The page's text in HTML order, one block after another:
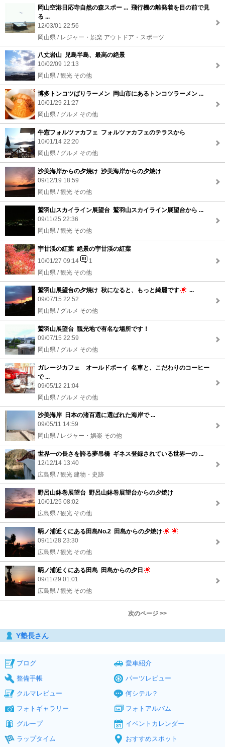
岡山空港日応寺自然の森スポー ... 飛行機の離発着を目の前で見
る ...
12/03/01 22:56
岡山県 / レジャー・娯楽 アウトドア・スポーツ
八丈岩山 児島半島、最高の絶景
10/02/09 12:13
岡山県 / 観光 その他
博多トンコツばりラーメン 岡山市にあるトンコツラーメン ...
10/01/29 21:27
岡山県 / グルメ その他
牛窓フォルツァカフェ フォルツァカフェのテラスから
10/01/14 22:20
岡山県 / グルメ その他
沙美海岸からの夕焼け 沙美海岸からの夕焼け
09/12/19 18:59
岡山県 / 観光 その他
鷲羽山スカイライン展望台 鷲羽山スカイライン展望台から ...
09/11/25 22:36
岡山県 / 観光 その他
宇甘渓の紅葉 絶景の宇甘渓の紅葉
10/01/27 09:14
1
岡山県 / 観光 その他
鷲羽山展望台の夕焼け 秋になると、もっと綺麗です
...
09/07/15 22:52
岡山県 / グルメ その他
鷲羽山展望台 観光地で有名な場所です！
09/07/15 22:59
岡山県 / グルメ その他
ガレージカフェ オールドボーイ 名車と、こだわりのコーヒー
で ...
09/05/12 21:04
岡山県 / グルメ その他
沙美海岸 日本の渚百選に選ばれた海岸で ...
09/05/11 14:59
岡山県 / レジャー・娯楽 その他
世界一の長さを誇る夢吊橋 ギネス登録されている世界一の ...
12/12/14 13:40
広島県 / 観光 建物・史跡
野呂山鉢巻展望台 野呂山鉢巻展望台からの夕焼け
10/01/25 08:02
広島県 / 観光 その他
鞆ノ浦近くにある田島No.2 田島からの夕焼け
09/11/28 23:30
広島県 / 観光 その他
鞆ノ浦近くにある田島 田島からの夕日
09/11/29 01:01
広島県 / 観光 その他
次のページ >>
Y塾長さん
ブログ
愛車紹介
整備手帳
パーツレビュー
クルマレビュー
何シテル？
フォトギャラリー
フォトアルバム
グループ
イベントカレンダー
ラップタイム
おすすめスポット